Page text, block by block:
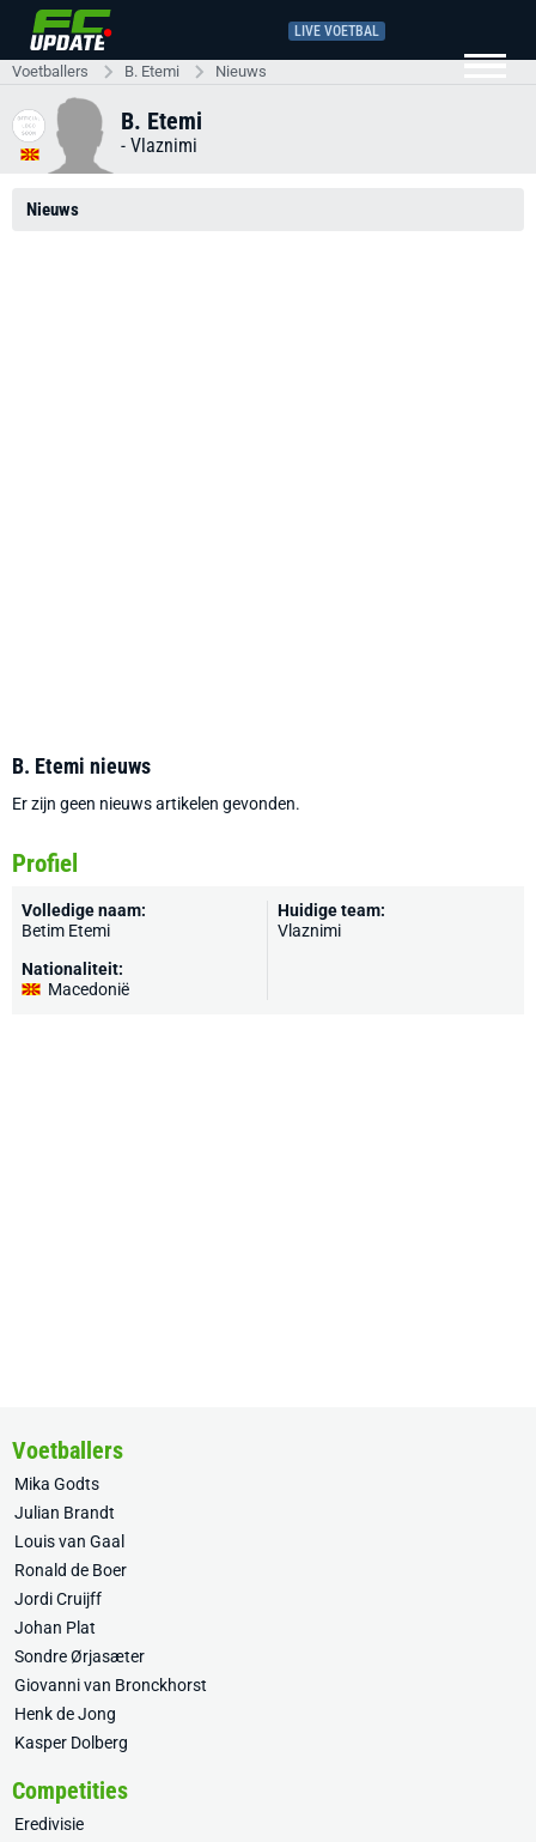
LIVE VOETBAL
Voetballers B. Etemi Nieuws
B. Etemi
- Vlaznimi
Nieuws
B. Etemi nieuws
Er zijn geen nieuws artikelen gevonden.
Profiel
Volledige naam:
Betim Etemi
Nationaliteit:
Macedonië
Huidige team:
Vlaznimi
Voetballers
Mika Godts
Julian Brandt
Louis van Gaal
Ronald de Boer
Jordi Cruijff
Johan Plat
Sondre Ørjasæter
Giovanni van Bronckhorst
Henk de Jong
Kasper Dolberg
Competities
Eredivisie